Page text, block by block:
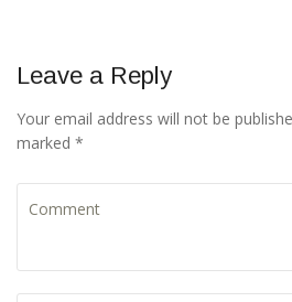
Leave a Reply
Your email address will not be
marked *